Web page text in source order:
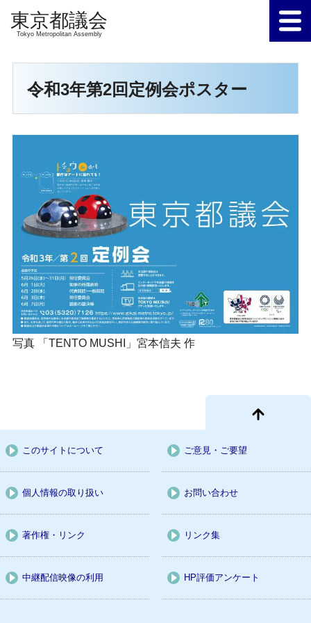
Tokyo Metropolitan Assembly
令和3年第2回定例会ポスター
写真 「TENTO MUSHI」宮本信夫 作
このサイトについて ご意見・ご要望
個人情報の取り扱い お問い合わせ
著作権・リンク リンク集
中継配信映像の利用 HP評価アンケート